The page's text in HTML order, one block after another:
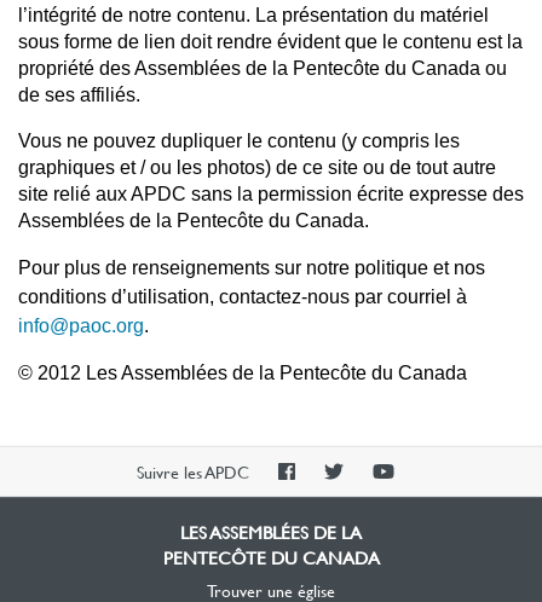
l’intégrité de notre contenu. La présentation du matériel
sous forme de lien doit rendre évident que le contenu est la
propriété des Assemblées de la Pentecôte du Canada ou
de ses affiliés.
Vous ne pouvez dupliquer le contenu (y compris les
graphiques et / ou les photos) de ce site ou de tout autre
site relié aux APDC sans la permission écrite expresse des
Assemblées de la Pentecôte du Canada.
Pour plus de renseignements sur notre politique et nos
conditions d’utilisation, contactez-nous par courriel à
info@paoc.org.
© 2012 Les Assemblées de la Pentecôte du Canada
Suivre les APDC
PAOCPAOCPAOC
LES ASSEMBLÉES DE LA
PENTECÔTE DU CANADA
Trouver une église